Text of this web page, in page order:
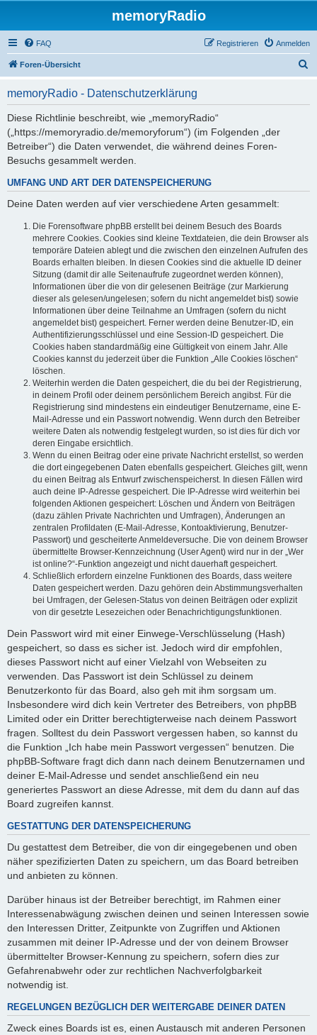
memoryRadio
FAQ Anmelden
Registrieren
Foren-Übersicht
memoryRadio - Datenschutzerklärung
Diese Richtlinie beschreibt, wie „memoryRadio“
(„https://memoryradio.de/memoryforum“) (im Folgenden „der
Betreiber“) die Daten verwendet, die während deines Foren-
Besuchs gesammelt werden.
UMFANG UND ART DER DATENSPEICHERUNG
Deine Daten werden auf vier verschiedene Arten gesammelt:
Die Forensoftware phpBB erstellt bei deinem Besuch des Boards
mehrere Cookies. Cookies sind kleine Textdateien, die dein Browser als
temporäre Dateien ablegt und die zwischen den einzelnen Aufrufen des
Boards erhalten bleiben. In diesen Cookies sind die aktuelle ID deiner
Sitzung (damit dir alle Seitenaufrufe zugeordnet werden können),
Informationen über die von dir gelesenen Beiträge (zur Markierung
dieser als gelesen/ungelesen; sofern du nicht angemeldet bist) sowie
Informationen über deine Teilnahme an Umfragen (sofern du nicht
angemeldet bist) gespeichert. Ferner werden deine Benutzer-ID, ein
Authentifizierungsschlüssel und eine Session-ID gespeichert. Die
Cookies haben standardmäßig eine Gültigkeit von einem Jahr. Alle
Cookies kannst du jederzeit über die Funktion „Alle Cookies löschen“
löschen.
Weiterhin werden die Daten gespeichert, die du bei der Registrierung,
in deinem Profil oder deinem persönlichem Bereich angibst. Für die
Registrierung sind mindestens ein eindeutiger Benutzername, eine E-
Mail-Adresse und ein Passwort notwendig. Wenn durch den Betreiber
weitere Daten als notwendig festgelegt wurden, so ist dies für dich vor
deren Eingabe ersichtlich.
Wenn du einen Beitrag oder eine private Nachricht erstellst, so werden
die dort eingegebenen Daten ebenfalls gespeichert. Gleiches gilt, wenn
du einen Beitrag als Entwurf zwischenspeicherst. In diesen Fällen wird
auch deine IP-Adresse gespeichert. Die IP-Adresse wird weiterhin bei
folgenden Aktionen gespeichert: Löschen und Ändern von Beiträgen
(dazu zählen Private Nachrichten und Umfragen), Änderungen an
zentralen Profildaten (E-Mail-Adresse, Kontoaktivierung, Benutzer-
Passwort) und gescheiterte Anmeldeversuche. Die von deinem Browser
übermittelte Browser-Kennzeichnung (User Agent) wird nur in der „Wer
ist online?“-Funktion angezeigt und nicht dauerhaft gespeichert.
Schließlich erfordern einzelne Funktionen des Boards, dass weitere
Daten gespeichert werden. Dazu gehören dein Abstimmungsverhalten
bei Umfragen, der Gelesen-Status von deinen Beiträgen oder explizit
von dir gesetzte Lesezeichen oder Benachrichtigungsfunktionen.
Dein Passwort wird mit einer Einwege-Verschlüsselung (Hash)
gespeichert, so dass es sicher ist. Jedoch wird dir empfohlen,
dieses Passwort nicht auf einer Vielzahl von Webseiten zu
verwenden. Das Passwort ist dein Schlüssel zu deinem
Benutzerkonto für das Board, also geh mit ihm sorgsam um.
Insbesondere wird dich kein Vertreter des Betreibers, von phpBB
Limited oder ein Dritter berechtigterweise nach deinem Passwort
fragen. Solltest du dein Passwort vergessen haben, so kannst du
die Funktion „Ich habe mein Passwort vergessen“ benutzen. Die
phpBB-Software fragt dich dann nach deinem Benutzernamen und
deiner E-Mail-Adresse und sendet anschließend ein neu
generiertes Passwort an diese Adresse, mit dem du dann auf das
Board zugreifen kannst.
GESTATTUNG DER DATENSPEICHERUNG
Du gestattest dem Betreiber, die von dir eingegebenen und oben
näher spezifizierten Daten zu speichern, um das Board betreiben
und anbieten zu können.
Darüber hinaus ist der Betreiber berechtigt, im Rahmen einer
Interessenabwägung zwischen deinen und seinen Interessen sowie
den Interessen Dritter, Zeitpunkte von Zugriffen und Aktionen
zusammen mit deiner IP-Adresse und der von deinem Browser
übermittelter Browser-Kennung zu speichern, sofern dies zur
Gefahrenabwehr oder zur rechtlichen Nachverfolgbarkeit
notwendig ist.
REGELUNGEN BEZÜGLICH DER WEITERGABE DEINER DATEN
Zweck eines Boards ist es, einen Austausch mit anderen Personen